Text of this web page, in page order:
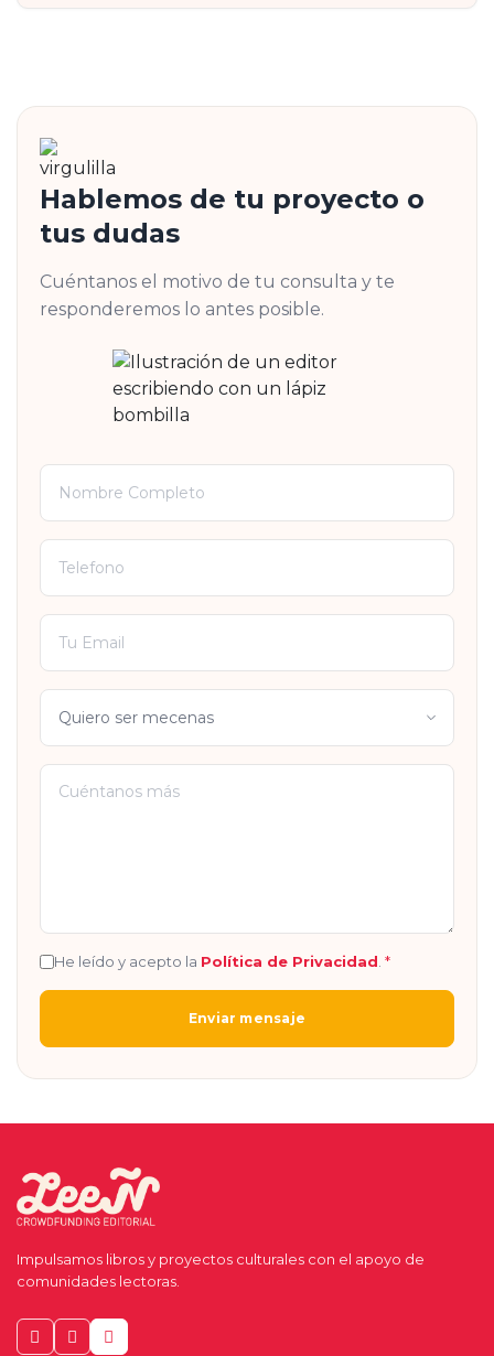
Hablemos de tu proyecto o
tus dudas
Cuéntanos el motivo de tu consulta y te
responderemos lo antes posible.
He leído y acepto la Política de Privacidad *
Enviar mensaje
Impulsamos libros y proyectos culturales con el apoyo de
comunidades lectoras.